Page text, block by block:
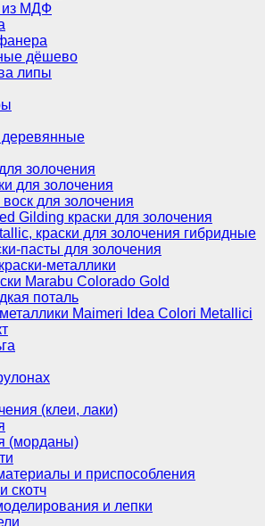
из МДФ
дёшево
липы
деревянные
золочения
для золочения
для золочения
Gilding краски для золочения
краски для золочения гибридные
пасты для золочения
металлики
Marabu Colorado Gold
поталь
Maimeri Idea Colori Metallici
(клеи, лаки)
(морданы)
и приспособления
скотч
и лепки